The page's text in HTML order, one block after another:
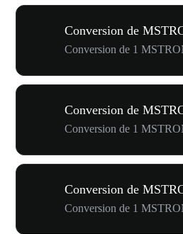
Conversion de
Conversion de 1
Conversion de
Conversion de 1
Conversion de
Conversion de 1